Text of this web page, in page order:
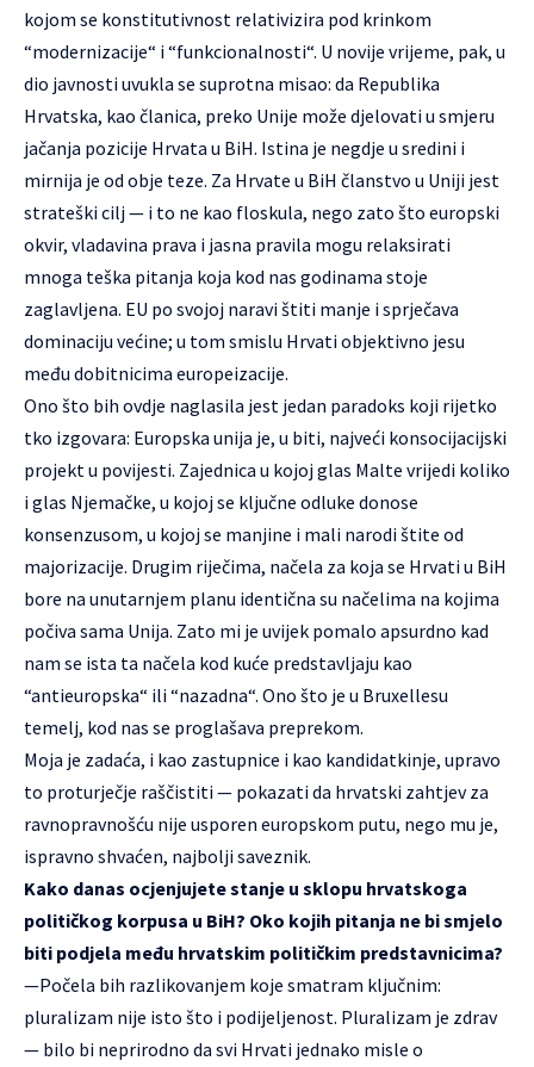
kojom se konstitutivnost relativizira pod krinkom
“modernizacije“ i “funkcionalnosti“. U novije vrijeme, pak, u
dio javnosti uvukla se suprotna misao: da Republika
Hrvatska, kao članica, preko Unije može djelovati u smjeru
jačanja pozicije Hrvata u BiH. Istina je negdje u sredini i
mirnija je od obje teze. Za Hrvate u BiH članstvo u Uniji jest
strateški cilj — i to ne kao floskula, nego zato što europski
okvir, vladavina prava i jasna pravila mogu relaksirati
mnoga teška pitanja koja kod nas godinama stoje
zaglavljena. EU po svojoj naravi štiti manje i sprječava
dominaciju većine; u tom smislu Hrvati objektivno jesu
među dobitnicima europeizacije.
Ono što bih ovdje naglasila jest jedan paradoks koji rijetko
tko izgovara: Europska unija je, u biti, najveći konsocijacijski
projekt u povijesti. Zajednica u kojoj glas Malte vrijedi koliko
i glas Njemačke, u kojoj se ključne odluke donose
konsenzusom, u kojoj se manjine i mali narodi štite od
majorizacije. Drugim riječima, načela za koja se Hrvati u BiH
bore na unutarnjem planu identična su načelima na kojima
počiva sama Unija. Zato mi je uvijek pomalo apsurdno kad
nam se ista ta načela kod kuće predstavljaju kao
“antieuropska“ ili “nazadna“. Ono što je u Bruxellesu
temelj, kod nas se proglašava preprekom.
Moja je zadaća, i kao zastupnice i kao kandidatkinje, upravo
to proturječje raščistiti — pokazati da hrvatski zahtjev za
ravnopravnošću nije usporen europskom putu, nego mu je,
ispravno shvaćen, najbolji saveznik.
Kako danas ocjenjujete stanje u sklopu hrvatskoga
političkog korpusa u BiH? Oko kojih pitanja ne bi smjelo
biti podjela među hrvatskim političkim predstavnicima?
—Počela bih razlikovanjem koje smatram ključnim:
pluralizam nije isto što i podijeljenost. Pluralizam je zdrav
— bilo bi neprirodno da svi Hrvati jednako misle o